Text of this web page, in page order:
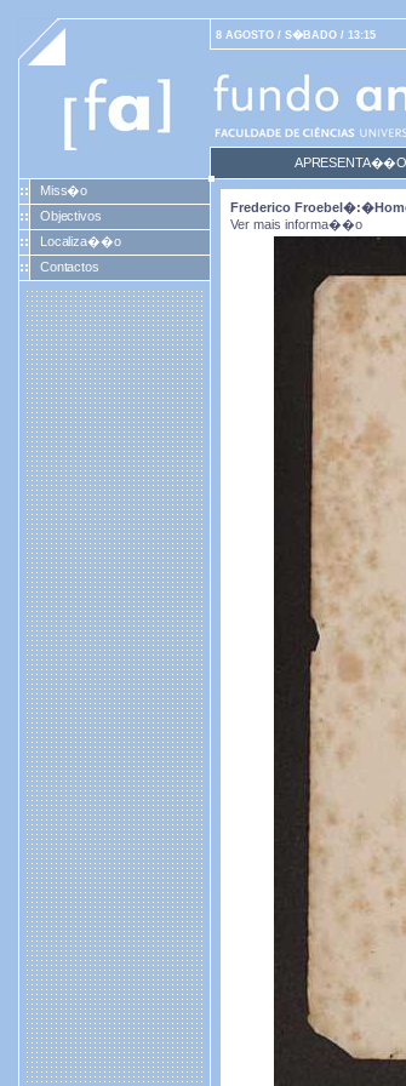
8 AGOSTO / S�BADO / 13:15
APRESENTA��O
Miss�o
Objectivos
Localiza��o
Contactos
Frederico
Ver mais informa��o